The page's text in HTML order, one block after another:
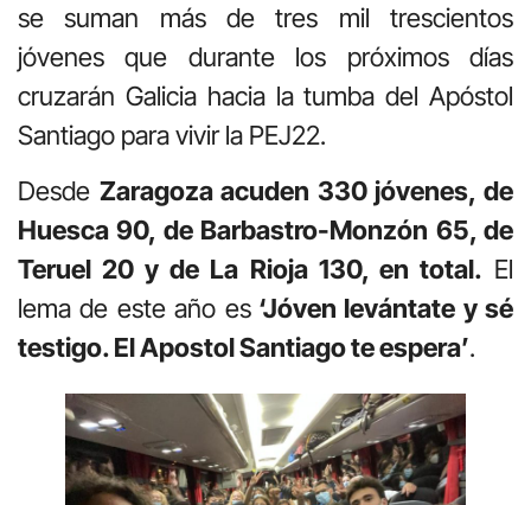
se suman más de tres mil trescientos
jóvenes que durante los próximos días
cruzarán Galicia hacia la tumba del Apóstol
Santiago para vivir la PEJ22.
Desde Zaragoza acuden 330 jóvenes, de
Huesca 90, de Barbastro-Monzón 65, de
Teruel 20 y de La Rioja 130, en total. El
lema de este año es‘Jóven levántate y sé
testigo. El Apostol Santiago te espera’.